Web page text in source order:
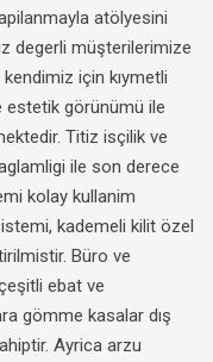
atölyesini
degerli müşterilerimize
için kıymetli
estetik görünümü ile
Titiz isçilik ve
ile son derece
kolay kullanim
kademeli kilit özel
Büro ve
ebat ve
gömme kasalar dış
Ayrica arzu